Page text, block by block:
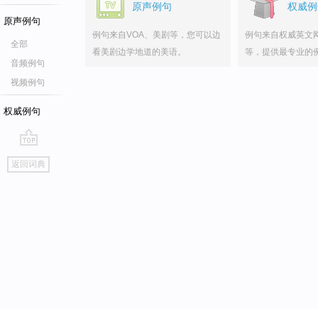
原声例句
全部
音频例句
视频例句
权威例句
go
top
返回词典
原声例句
例句来自VOA、美剧等，您可以边
看美剧边学地道的美语。
权威
例句来自权威英文
等，提供最专业的